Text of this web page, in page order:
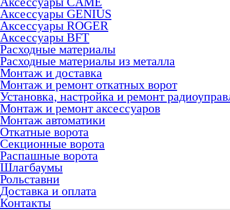
Аксессуары GENIUS
Аксессуары ROGER
Аксесcуары BFT
Расходные материалы
Расходные материалы из металла
Монтаж и доставка
Монтаж и ремонт откатных ворот
Установка, настройка и ремонт
Монтаж и ремонт аксессуаров
Монтаж автоматики
Откатные ворота
Секционные ворота
Распашные ворота
Шлагбаумы
Рольставни
Доставка и оплата
Контакты